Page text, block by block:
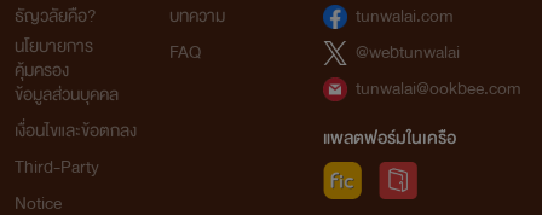
ธัญวลัยคือ?
นโยบายการ
คุ้มครอง
ข้อมูลส่วนบุคคล
เงื่อนไขและข้อตกลง
Third-Party
Notice
บทความ
FAQ
tunwalai.com
@webtunwalai
tunwalai@ookbee.com
แพลตฟอร์มในเครือ